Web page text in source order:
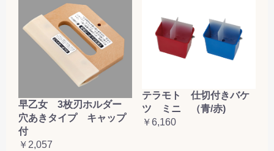
早乙女 3枚刃ホルダー
穴あきタイプ キャップ
付
￥2,057
テラモト 仕切付きバケ
ツ ミニ （青/赤)
￥6,160